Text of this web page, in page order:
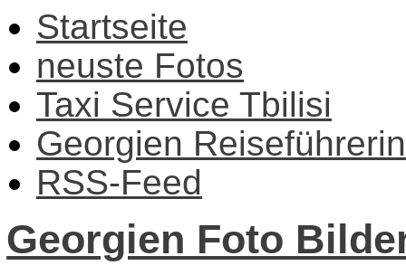
Startseite
neuste Fotos
Taxi Service Tbilisi
Georgien Reiseführerin
RSS-Feed
Georgien Foto